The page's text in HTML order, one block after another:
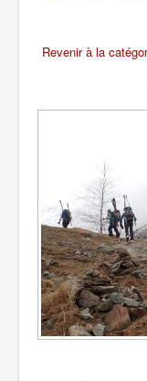
Revenir à la